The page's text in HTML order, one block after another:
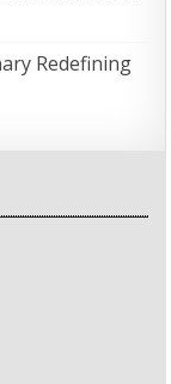
Redefining